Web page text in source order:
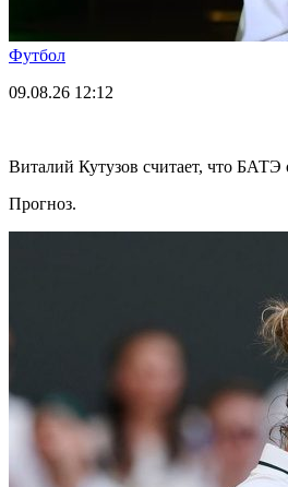
Футбол
09.08.26 12:12
Виталий Кутузов считает, что БАТЭ
Прогноз.